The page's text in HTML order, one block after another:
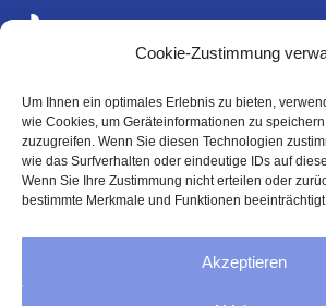
Cookie-Zustimmung
Um Ihnen ein optimales Erlebnis zu bieten,
wie Cookies, um Geräteinformationen zu
zuzugreifen. Wenn Sie diesen Technologien
wie das Surfverhalten oder eindeutige IDs auf
Wenn Sie Ihre Zustimmung nicht erteilen oder
bestimmte Merkmale und Funktionen
Akzeptieren
Rechtliches
Impressum